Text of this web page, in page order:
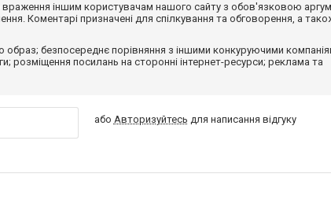
враження іншим користувачам нашого сайту з обов'язковою
Коментарі призначені для спілкування та обговорення, а
образ; безпосереднє порівняння з іншими конкуруючими
розміщення посилань на сторонні інтернет-ресурси; реклама та
або Авторизуйтесь для написання відгуку